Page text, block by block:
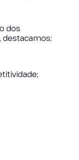
dos
destacamos: